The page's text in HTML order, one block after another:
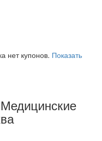
нет купонов. Показать